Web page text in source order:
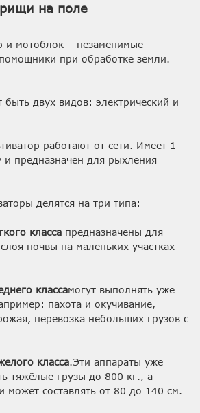
на поле
и мотоблок – незаменимые
при обработке земли.
быть двух видов: электрический и
работают от сети. Имеет 1
предназначен для рыхления
делятся на три типа:
класса предназначены для
почвы на маленьких участках
классамогут выполнять уже
пахота и окучивание,
перевозка небольших грузов с
класса.Эти аппараты уже
тяжёлые грузы до 800 кг., а
может составлять от 80 до 140 см.